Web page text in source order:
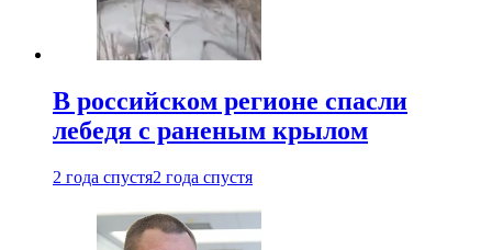
В российском регионе спасли
лебедя с раненым крылом
2 года спустя2 года спустя